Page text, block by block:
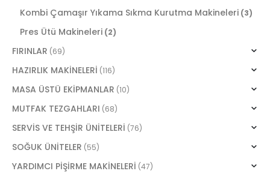
Kombi Çamaşır Yıkama Sıkma Kurutma Makineleri (3)
Pres Ütü Makineleri (2)
FIRINLAR (69)
HAZIRLIK MAKİNELERİ (116)
MASA ÜSTÜ EKİPMANLAR (10)
MUTFAK TEZGAHLARI (68)
SERVİS VE TEHŞİR ÜNİTELERİ (76)
SOĞUK ÜNİTELER (55)
YARDIMCI PİŞİRME MAKİNELERİ (47)